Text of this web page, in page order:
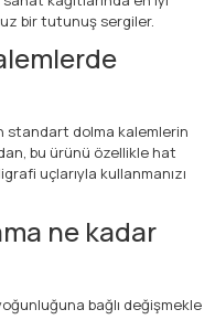
bir tutunuş sergiler.
standart dolma kalemlerin
bu ürünü özellikle hat
uçlarıyla kullanmanızı
ne kadar
yoğunluğuna bağlı değişmekle